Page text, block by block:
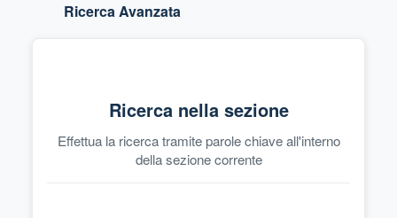
Ricerca Avanzata
Ricerca nella sezione
Effettua la ricerca tramite parole chiave all'interno
della sezione corrente